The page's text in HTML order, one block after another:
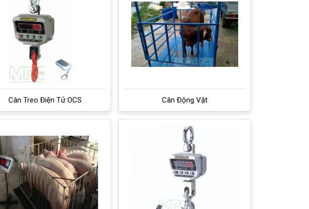
Cân Treo Điện Tử OCS Cân Động Vật